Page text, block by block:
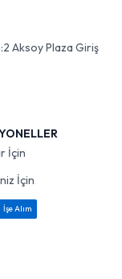
Aksoy Plaza Giriş
İçin
İçin
İşe Alım